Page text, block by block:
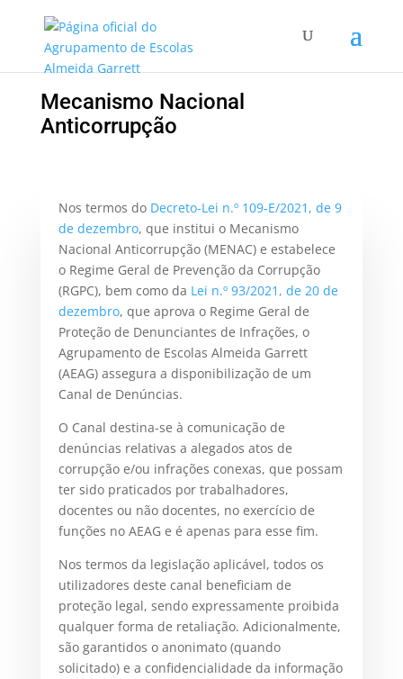
Mecanismo Nacional
Anticorrupção
Nos termos do Decreto-Lei n.º 109-E/2021, de 9
de dezembro, que institui o Mecanismo
Nacional Anticorrupção (MENAC) e estabelece
o Regime Geral de Prevenção da Corrupção
(RGPC), bem como da Lei n.º 93/2021, de 20 de
dezembro, que aprova o Regime Geral de
Proteção de Denunciantes de Infrações, o
Agrupamento de Escolas Almeida Garrett
(AEAG) assegura a disponibilização de um
Canal de Denúncias.
O Canal destina-se à comunicação de
denúncias relativas a alegados atos de
corrupção e/ou infrações conexas, que possam
ter sido praticados por trabalhadores,
docentes ou não docentes, no exercício de
funções no AEAG e é apenas para esse fim.
Nos termos da legislação aplicável, todos os
utilizadores deste canal beneficiam de
proteção legal, sendo expressamente proibida
qualquer forma de retaliação. Adicionalmente,
são garantidos o anonimato (quando
solicitado) e a confidencialidade da informação